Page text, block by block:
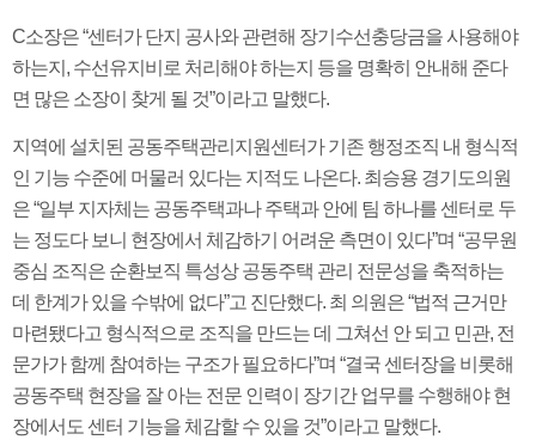
C소장은 “센터가 단지 공사와 관련해 장기수선충당금을 사용해야
하는지, 수선유지비로 처리해야 하는지 등을 명확히 안내해 준다
면 많은 소장이 찾게 될 것”이라고 말했다.
지역에 설치된 공동주택관리지원센터가 기존 행정조직 내 형식적
인 기능 수준에 머물러 있다는 지적도 나온다. 최승용 경기도의원
은 “일부 지자체는 공동주택과나 주택과 안에 팀 하나를 센터로 두
는 정도다 보니 현장에서 체감하기 어려운 측면이 있다”며 “공무원
중심 조직은 순환보직 특성상 공동주택 관리 전문성을 축적하는
데 한계가 있을 수밖에 없다”고 진단했다. 최 의원은 “법적 근거만
마련됐다고 형식적으로 조직을 만드는 데 그쳐선 안 되고 민관, 전
문가가 함께 참여하는 구조가 필요하다”며 “결국 센터장을 비롯해
공동주택 현장을 잘 아는 전문 인력이 장기간 업무를 수행해야 현
장에서도 센터 기능을 체감할 수 있을 것”이라고 말했다.